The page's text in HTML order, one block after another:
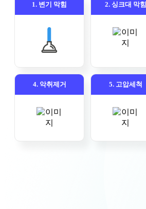
1. 변기 막힘 2. 싱크대 막힘
4. 악취제거 5. 고압세척